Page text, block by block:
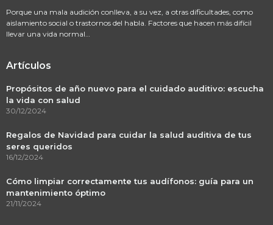
Porque una mala audición conlleva, a su vez, a otras dificultades, como
aislamiento social o trastornos del habla. Factores que hacen más difícil
llevar una vida normal…
Artículos
Propósitos de año nuevo para el cuidado auditivo: escucha
la vida con salud
30/12/2024
Regalos de Navidad para cuidar la salud auditiva de tus
seres queridos
16/12/2024
Cómo limpiar correctamente tus audífonos: guía para un
mantenimiento óptimo
21/11/2024